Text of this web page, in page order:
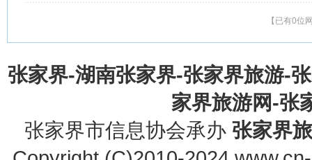
【已有0位
张家界-湖南张家界-张家界旅游-
家界旅游网-张
张家界市信息协会承办 张家界